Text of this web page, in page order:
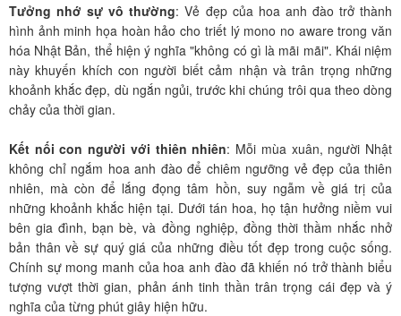
Tưởng nhớ sự vô thường: Vẻ đẹp của hoa anh đào trở thành
hình ảnh minh họa hoàn hảo cho triết lý mono no aware trong văn
hóa Nhật Bản, thể hiện ý nghĩa "không có gì là mãi mãi". Khái niệm
này khuyến khích con người biết cảm nhận và trân trọng những
khoảnh khắc đẹp, dù ngắn ngủi, trước khi chúng trôi qua theo dòng
chảy của thời gian.
Kết nối con người với thiên nhiên: Mỗi mùa xuân, người Nhật
không chỉ ngắm hoa anh đào để chiêm ngưỡng vẻ đẹp của thiên
nhiên, mà còn để lắng đọng tâm hồn, suy ngẫm về giá trị của
những khoảnh khắc hiện tại. Dưới tán hoa, họ tận hưởng niềm vui
bên gia đình, bạn bè, và đồng nghiệp, đồng thời thầm nhắc nhở
bản thân về sự quý giá của những điều tốt đẹp trong cuộc sống.
Chính sự mong manh của hoa anh đào đã khiến nó trở thành biểu
tượng vượt thời gian, phản ánh tinh thần trân trọng cái đẹp và ý
nghĩa của từng phút giây hiện hữu.